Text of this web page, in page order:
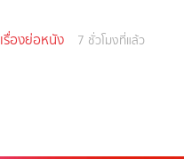
เรื่องย่อหนัง 7 ชั่วโมงที่แล้ว